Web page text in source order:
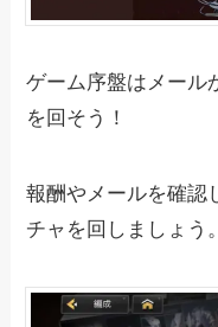
ゲーム序盤はメール
を回そう！
報酬やメールを確認
チャを回しましょう。